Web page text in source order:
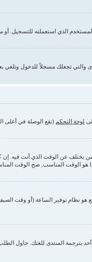
الذي استعملته للتسجيل. أو
لوحة التحكم (تقع الوصلة في أعلى
عن الوقت الذي أنت فيه. إن
هو الوقت المناسب, صح الوقت
هو نظام توفير الساعة (أو وقت